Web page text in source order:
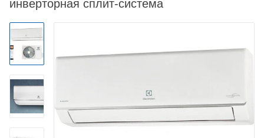
инверторная сплит-система